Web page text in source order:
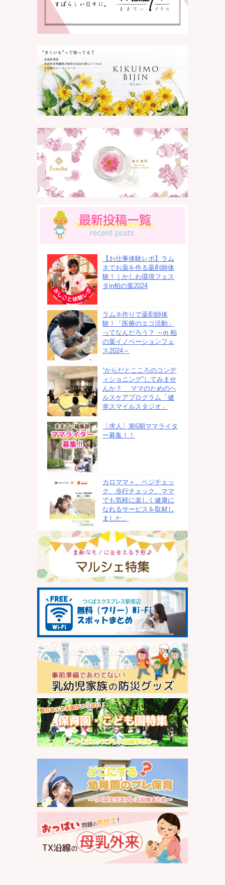
【お仕事体験レポ】ラム
ネでお薬を作る薬剤師体
験！｜かしわ環境フェス
タin柏の葉2024
ラムネ作りで薬剤師体
験！「医療のエコ活動」
ってなんだろう？ ～in 柏
の葉イノベーションフェ
ス2024～
“からだとこころのコンデ
ィショニング”してみませ
んか？ ママのためのヘ
ルスケアプログラム「健
幸スマイルスタジオ」
〔求人〕第6期ママライタ
ー募集！！
カロママ＋、ベジチェッ
ク、歩行チェック、ママ
でも気軽に楽しく健康に
なれるサービスを取材し
ました。